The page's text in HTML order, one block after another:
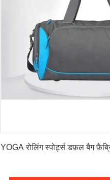
YOGA रोलिंग स्पोर्ट्स डफ़ल बैग